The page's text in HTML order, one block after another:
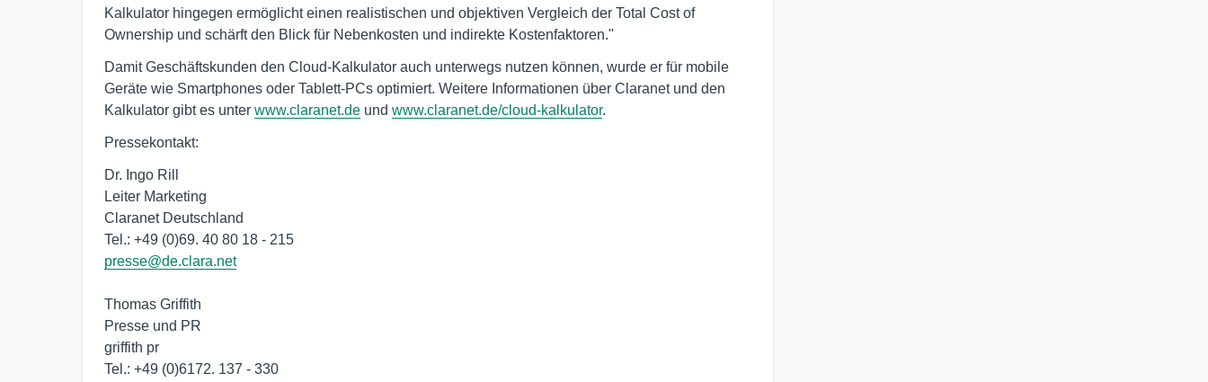
Kalkulator hingegen ermöglicht einen realistischen und objektiven Vergleich der Total Cost of
Ownership und schärft den Blick für Nebenkosten und indirekte Kostenfaktoren."
Damit Geschäftskunden den Cloud-Kalkulator auch unterwegs nutzen können, wurde er für mobile
Geräte wie Smartphones oder Tablett-PCs optimiert. Weitere Informationen über Claranet und den
Kalkulator gibt es unter www.claranet.de und www.claranet.de/cloud-kalkulator.
Pressekontakt:
Dr. Ingo Rill
Leiter Marketing
Claranet Deutschland
Tel.: +49 (0)69. 40 80 18 - 215
presse@de.clara.net
Thomas Griffith
Presse und PR
griffith pr
Tel.: +49 (0)6172. 137 - 330